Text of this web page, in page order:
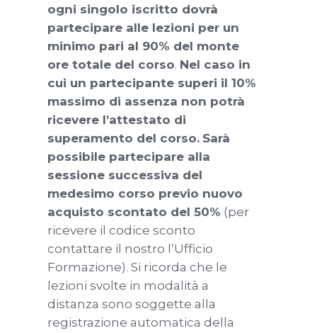
ogni singolo iscritto dovrà
partecipare alle lezioni per un
minimo pari al 90% del monte
ore totale del corso. Nel caso in
cui un partecipante superi il 10%
massimo di assenza non potrà
ricevere l’attestato di
superamento del corso. Sarà
possibile partecipare alla
sessione successiva del
medesimo corso previo nuovo
acquisto scontato del 50% (per
ricevere il codice sconto
contattare il nostro l’Ufficio
Formazione). Si ricorda che le
lezioni svolte in modalità a
distanza sono soggette alla
registrazione automatica della